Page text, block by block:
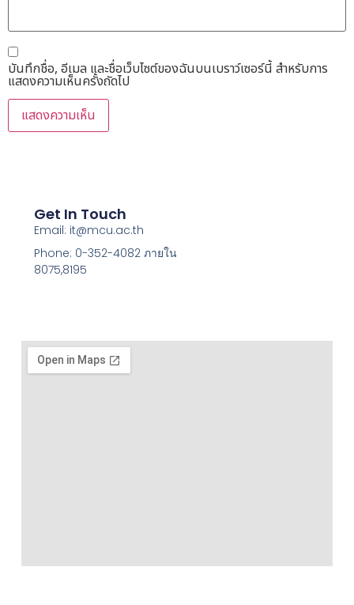
บันทึกชื่อ, อีเมล และชื่อเว็บไซต์ของฉันบนเบราว์เซอร์นี้ สำหรับการ
แสดงความเห็นครั้งถัดไป
Get In Touch
Email: it@mcu.ac.th
Phone: 0-352-4082 ภายใน
8075,8195